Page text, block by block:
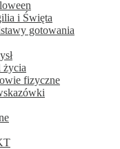
i Święta
gotowania
życia
fizyczne